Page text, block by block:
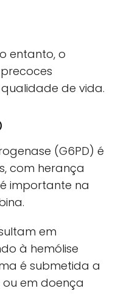
entanto, o
de vida.
(G6PD) é
com herança
importante na
em
à hemólise
é submetida a
em doença